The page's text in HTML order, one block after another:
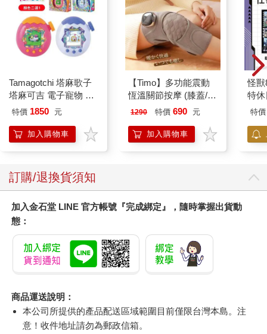
Tamagotchi 塔麻歌子
塔麻可吉 電子寵物 樂
園系列（熱帶橙果／極
特價 1850 元
加入購物車
【Timo】多功能震動
恆溫關節按摩 (膝蓋/
肩/手肘通用) 無線充電
膝熱敷 【單入組】
1290 特價 690 元
加入購物車
怪獸
特
加購]
特價
訂購/退換貨須知
加入金石堂 LINE 官方帳號『完成綁定』，隨時掌握出貨動
態：
商品運送說明：
本公司所提供的產品配送區域範圍目前僅限台灣本島。注
意！收件地址請勿為郵政信箱。